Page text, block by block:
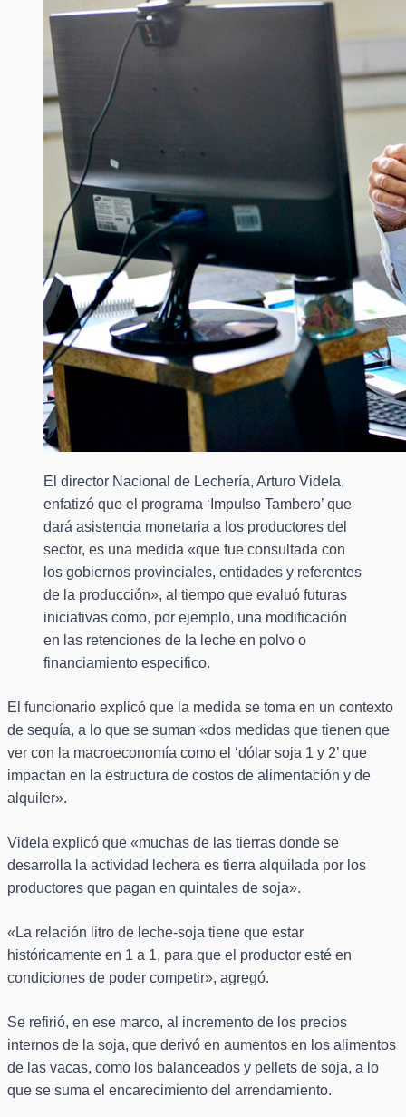
El director Nacional de Lechería, Arturo Videla,
enfatizó que el programa ‘Impulso Tambero’ que
dará asistencia monetaria a los productores del
sector, es una medida «que fue consultada con
los gobiernos provinciales, entidades y referentes
de la producción», al tiempo que evaluó futuras
iniciativas como, por ejemplo, una modificación
en las retenciones de la leche en polvo o
financiamiento especifico.
El funcionario explicó que la medida se toma en un contexto
de sequía, a lo que se suman «dos medidas que tienen que
ver con la macroeconomía como el ‘dólar soja 1 y 2’ que
impactan en la estructura de costos de alimentación y de
alquiler».
Videla explicó que «muchas de las tierras donde se
desarrolla la actividad lechera es tierra alquilada por los
productores que pagan en quintales de soja».
«La relación litro de leche-soja tiene que estar
históricamente en 1 a 1, para que el productor esté en
condiciones de poder competir», agregó.
Se refirió, en ese marco, al incremento de los precios
internos de la soja, que derivó en aumentos en los alimentos
de las vacas, como los balanceados y pellets de soja, a lo
que se suma el encarecimiento del arrendamiento.